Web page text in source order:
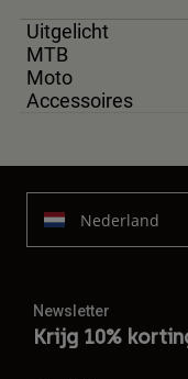
Uitgelicht
MTB
Moto
Accessoires
Nederland
Newsletter
Krijg 10%